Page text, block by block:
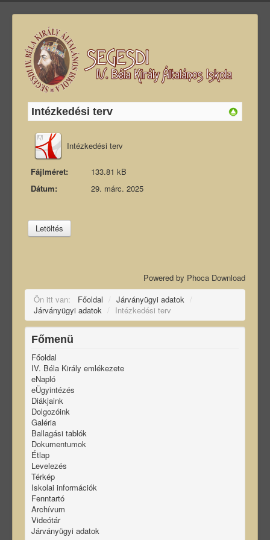
Intézkedési terv
Intézkedési terv
Fájlméret:
133.81 kB
Dátum:
29. márc. 2025
Powered by Phoca Download
Ön itt van:
Főoldal / Járványügyi adatok /
Járványügyi adatok / Intézkedési terv
Főmenü
Főoldal
IV. Béla Király emlékezete
eNapló
eÜgyintézés
Diákjaink
Dolgozóink
Galéria
Ballagási tablók
Dokumentumok
Étlap
Levelezés
Térkép
Iskolai információk
Fenntartó
Archívum
Videótár
Járványügyi adatok